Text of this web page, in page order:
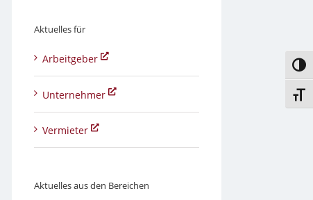
Aktuelles für
Arbeitgeber
Unternehmer
Vermieter
Aktuelles aus den Bereichen